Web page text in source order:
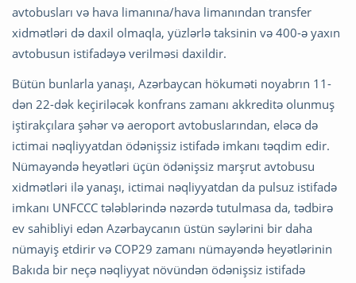
avtobusları və hava limanına/hava limanından transfer
xidmətləri də daxil olmaqla, yüzlərlə taksinin və 400-ə yaxın
avtobusun istifadəyə verilməsi daxildir.
Bütün bunlarla yanaşı, Azərbaycan hökuməti noyabrın 11-
dən 22-dək keçiriləcək konfrans zamanı akkreditə olunmuş
iştirakçılara şəhər və aeroport avtobuslarından, eləcə də
ictimai nəqliyyatdan ödənişsiz istifadə imkanı təqdim edir.
Nümayəndə heyətləri üçün ödənişsiz marşrut avtobusu
xidmətləri ilə yanaşı, ictimai nəqliyyatdan da pulsuz istifadə
imkanı UNFCCC tələblərində nəzərdə tutulmasa da, tədbirə
ev sahibliyi edən Azərbaycanın üstün səylərini bir daha
nümayiş etdirir və COP29 zamanı nümayəndə heyətlərinin
Bakıda bir neçə nəqliyyat növündən ödənişsiz istifadə